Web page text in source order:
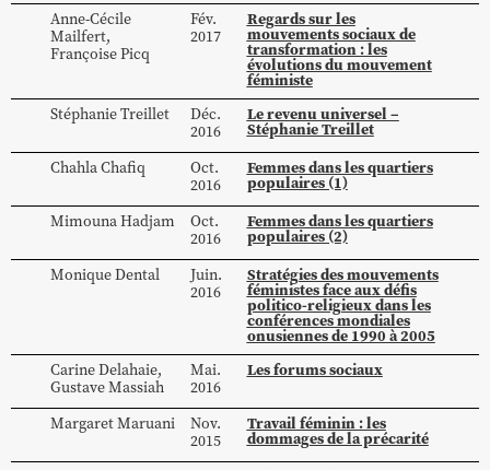
Anne-Cécile
Mailfert,
FrançoisePicq
Fév.
2017
Regards sur les
mouvements sociaux de
transformation : les
évolutions du mouvement
féministe
StéphanieTreillet
Déc.
2016
Le revenu universel –
Stéphanie Treillet
ChahlaChafiq
Oct.
2016
Femmes dans les quartiers
populaires (1)
MimounaHadjam
Oct.
2016
Femmes dans les quartiers
populaires (2)
MoniqueDental
Juin.
2016
Stratégies des mouvements
féministes face aux défis
politico-religieux dans les
conférences mondiales
onusiennes de 1990 à 2005
CarineDelahaie,
GustaveMassiah
Mai.
2016
Les forums sociaux
MargaretMaruani
Nov.
2015
Travail féminin : les
dommages de la précarité